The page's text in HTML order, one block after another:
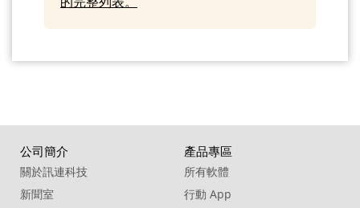
公司簡介
關於訊連科技
新聞室
產品專區
所有軟體
行動 App